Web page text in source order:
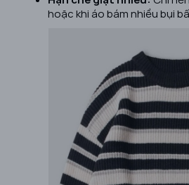
hoặc khi áo bám nhiều bụi